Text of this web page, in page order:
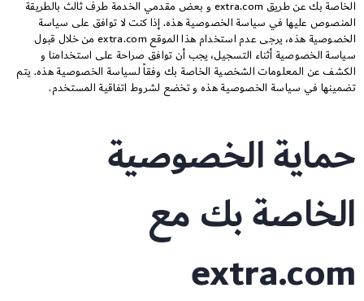
الخاصة بك عن طريق extra.com و بعض مقدمي الخدمة طرف ثالث بالطريقة
المنصوص عليها في سياسة الخصوصية هذه. إذا كنت لا توافق على سياسة
الخصوصية هذه، يرجى عدم استخدام هذا الموقع extra.com من خلال قبول
سياسة الخصوصية أثناء التسجيل، يجب أن توافق صراحة على استخدامنا و
الكشف عن المعلومات الشخصية الخاصة بك وفقاً لسياسة الخصوصية هذه. يتم
تضمينها في سياسة الخصوصية هذه و تخضع لشروط اتفاقية المستخدم.
حماية الخصوصية
الخاصة بك مع
extra.com